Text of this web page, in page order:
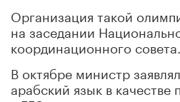
Организация такой
на заседании
координационного совета.
В октябре министр
арабский язык в